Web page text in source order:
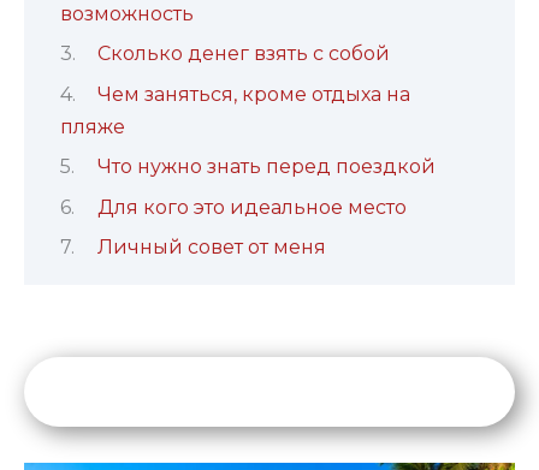
возможность
Сколько денег взять с собой
Чем заняться, кроме отдыха на
пляже
Что нужно знать перед поездкой
Для кого это идеальное место
Личный совет от меня